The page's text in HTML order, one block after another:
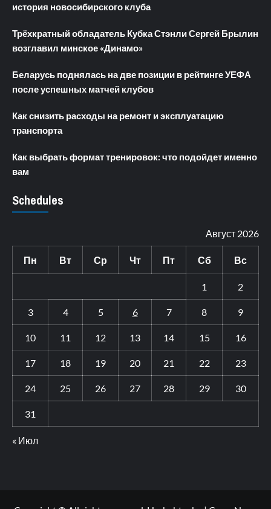
история новосибирского клуба
Трёхкратный обладатель Кубка Стэнли Сергей Брылин
возглавил минское «Динамо»
Беларусь поднялась на две позиции в рейтинге УЕФА
после успешных матчей клубов
Как снизить расходы на ремонт и эксплуатацию
транспорта
Как выбрать формат тренировок: что подойдет именно
вам
Schedules
Август 2026
Пн Вт Ср Чт Пт Сб Вс
1 2
3 4 5 6 7 8 9
10 11 12 13 14 15 16
17 18 19 20 21 22 23
24 25 26 27 28 29 30
31
« Июл